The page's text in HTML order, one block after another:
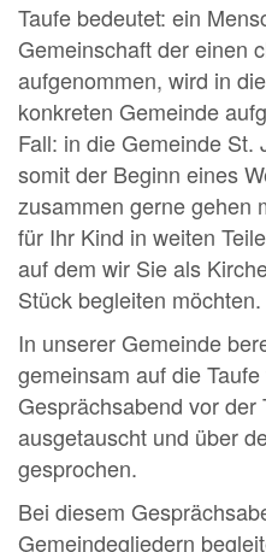
Taufe bedeutet: ein
Gemeinschaft der einen
aufgenommen, wird in
konkreten Gemeinde
Fall: in die Gemeinde
somit der Beginn eines
zusammen gerne gehen
für Ihr Kind in weiten
auf dem wir Sie als
Stück begleiten möchten.
In unserer Gemeinde
gemeinsam auf die
Gesprächsabend vor der
ausgetauscht und über
gesprochen.
Bei diesem
Gemeindegliedern